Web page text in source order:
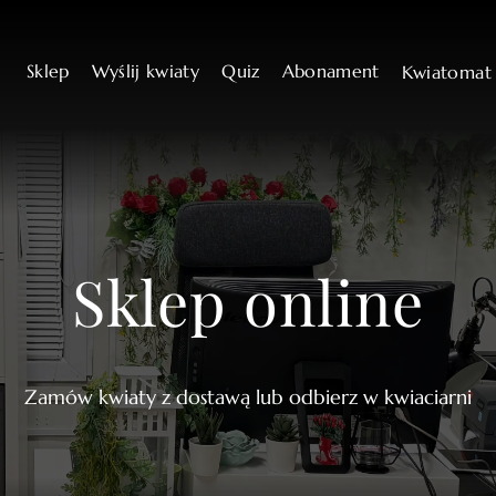
Sklep Wyślij kwiaty Quiz Abonament Kwiatomat
Sklep online
Zamów kwiaty z dostawą lub odbierz w kwiaciarni